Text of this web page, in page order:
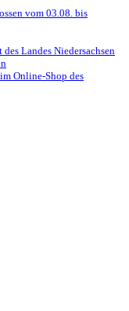
vom 03.08. bis
Landes Niedersachsen
Online-Shop des